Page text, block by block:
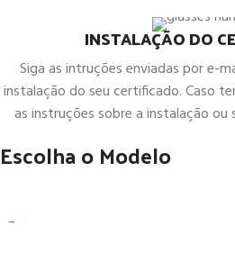
INSTALAÇÃO DO
Siga as intruções enviadas por e-
instalação do seu certificado. Caso
as instruções sobre a instalação
Escolha o Modelo